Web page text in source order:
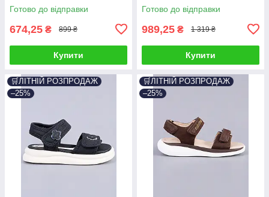
Готово до відправки
674,25 ₴ 899 ₴
Купити
Готово до відправки
989,25 ₴ 1 319 ₴
Купити
🛒ЛІТНІЙ РОЗПРОДАЖ
–25%
🛒ЛІТНІЙ РОЗПРОДАЖ
–25%